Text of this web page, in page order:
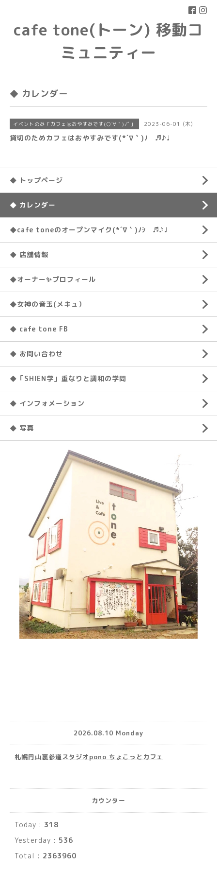
cafe tone(トーン) 移動コ
ミュニティー
◆ カレンダー
イベントのみ「カフェはおやすみです(○´∀｀)ﾉﾞ」 2023-06-01 (木)
貸切のためカフェはおやすみです(*´∇｀)ﾉ ♬♪♩
◆ トップページ
◆ カレンダー
◆cafe toneのオープンマイク(*´∇｀)ﾉｼ ♬♪♩
◆ 店舗情報
◆オーナー✨プロフィール
◆女神の音玉(メキュ）
◆ cafe tone FB
◆ お問い合わせ
◆「SHIEN学」重なりと調和の学問
◆ インフォメーション
◆ 写真
2026.08.10 Monday
札幌円山裏参道スタジオpono ちょこっとカフェ
カウンター
Today : 318
Yesterday : 536
Total : 2363960